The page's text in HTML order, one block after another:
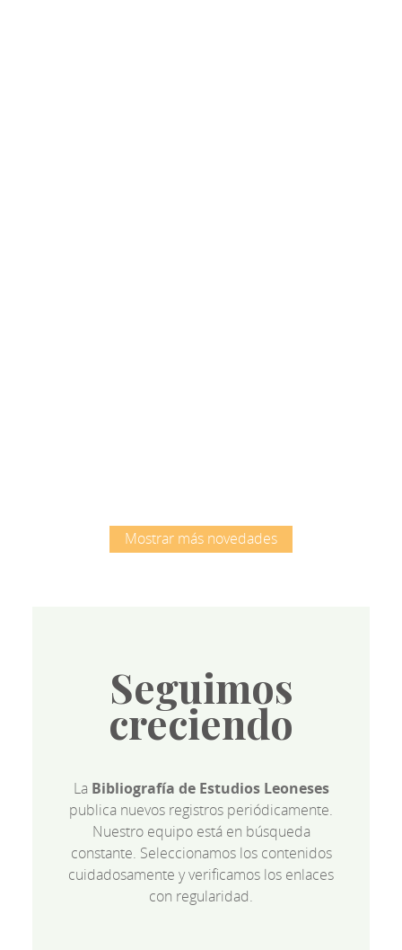
Mostrar más novedades
Seguimos
creciendo
La Bibliografía de Estudios Leoneses
publica nuevos registros periódicamente.
Nuestro equipo está en búsqueda
constante. Seleccionamos los contenidos
cuidadosamente y verificamos los enlaces
con regularidad.